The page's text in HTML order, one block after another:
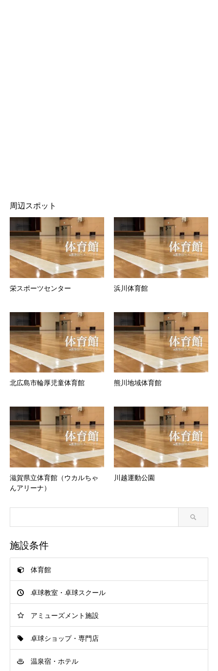
周辺スポット
栄スポーツセンター 浜川体育館
北広島市輪厚児童体育館 熊川地域体育館
滋賀県立体育館（ウカルちゃ
んアリーナ）
川越運動公園
施設条件
体育館
卓球教室・卓球スクール
アミューズメント施設
卓球ショップ・専門店
温泉宿・ホテル